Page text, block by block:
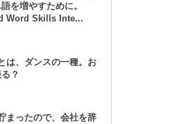
を増やすために。
Word Skills Inte...
は、ダンスの一種。お
？
まったので、会社を辞